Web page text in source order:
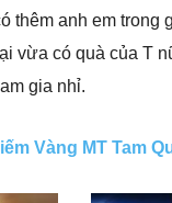
thêm anh em trong
vừa có quà của T
gia nhỉ.
Vàng MT Tam